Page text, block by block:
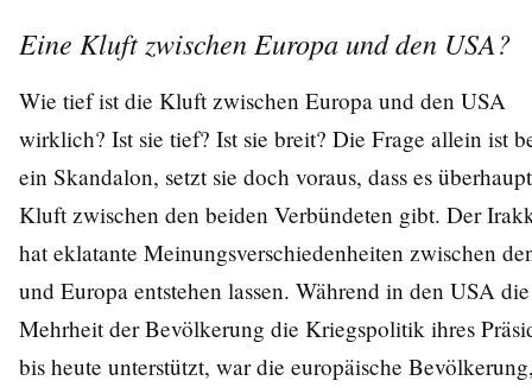
Eine Kluft zwischen Europa und den USA?
Wie tief ist die Kluft zwischen Europa und den USA
wirklich? Ist sie tief? Ist sie breit? Die Frage allein ist
ein Skandalon, setzt sie doch voraus, dass es
Kluft zwischen den beiden Verbündeten gibt. Der
hat eklatante Meinungsverschiedenheiten zwischen
und Europa entstehen lassen. Während in den USA
Mehrheit der Bevölkerung die Kriegspolitik ihres
bis heute unterstützt, war die europäische